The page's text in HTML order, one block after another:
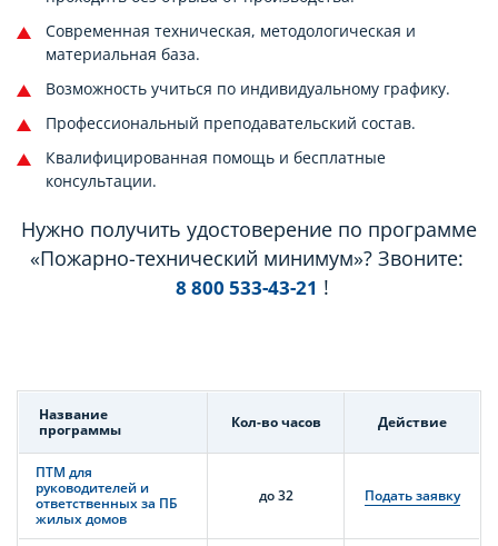
Современная техническая, методологическая и
материальная база.
Возможность учиться по индивидуальному графику.
Профессиональный преподавательский состав.
Квалифицированная помощь и бесплатные
консультации.
Нужно получить удостоверение по программе
«Пожарно-технический минимум»? Звоните:
8 800 533-43-21 !
Название
программы
Кол-во часов Действие
ПТМ для
руководителей и
ответственных за ПБ
жилых домов
до 32 Подать заявку